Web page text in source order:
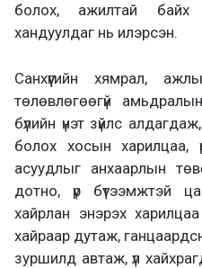
болох, ажилтай байх
хандуулдаг нь илэрсэн.
Санхүүгийн хямрал,
төлөвлөгөөгүй
бүлийн үнэт зүйлс
болох хосын харилцаа, үр
асуудлыг анхаарлын
дотно, үр бүтээмжтэй
хайрлан энэрэх харилцаа
хайраар дутаж,
зуршилд автаж, үл